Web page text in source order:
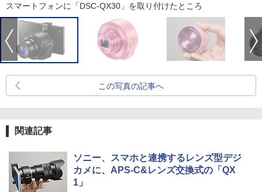
スマートフォンに「DSC-QX30」を取り付けたところ
この写真の記事へ
関連記事
ソニー、スマホと連携するレンズ型デジ
カメに、APS-C&レンズ交換式の「QX
1」